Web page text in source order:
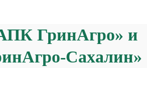
ГринАгро» и
Сахалин»